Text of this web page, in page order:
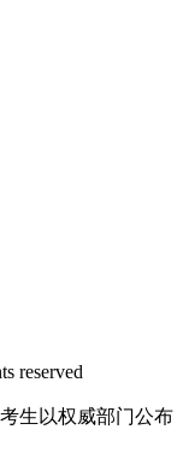
reserved
生以权威部门公布